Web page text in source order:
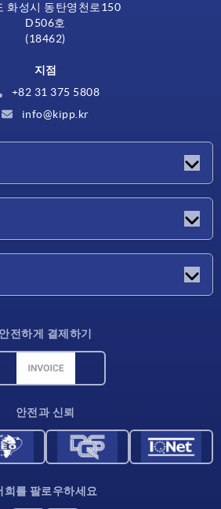
화성시 동탄영천로150
D506호
(18462)
지점
+82 31 375 5808
info@kipp.kr
안전하게 결제하기
안전과 신뢰
희를 팔로우하세요